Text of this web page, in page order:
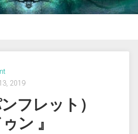
2019
フレット）
ン 』